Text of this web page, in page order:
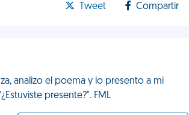
Tweet Compartir
analizo el poema y lo presento a mi
presente?". FML